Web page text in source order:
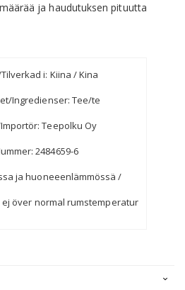
ja haudutuksen pituutta
i: Kiina / Kina
Ingredienser: Tee/te
Teepolku Oy
2484659-6
ja huoneeenlämmössä /
över normal rumstemperatur